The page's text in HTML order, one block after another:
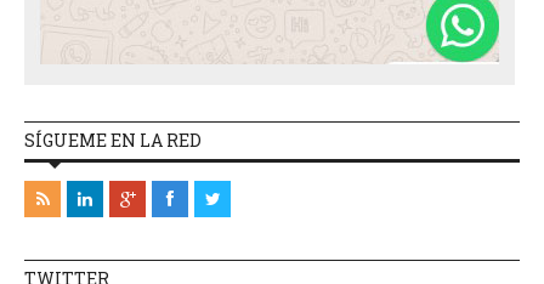
SÍGUEME EN LA RED
TWITTER